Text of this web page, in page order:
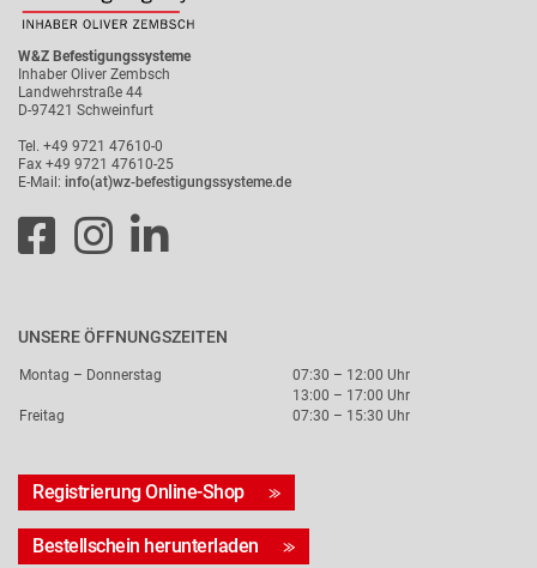
W&Z Befestigungssysteme
Inhaber Oliver Zembsch
Landwehrstraße 44
D-97421 Schweinfurt
Tel. +49 9721 47610-0
Fax +49 9721 47610-25
E-Mail: info(at)wz-befestigungssysteme.de
UNSERE ÖFFNUNGSZEITEN
Montag – Donnerstag
07:30 – 12:00 Uhr
13:00 – 17:00 Uhr
Freitag
07:30 – 15:30 Uhr
Registrierung Online-Shop
Bestellschein herunterladen